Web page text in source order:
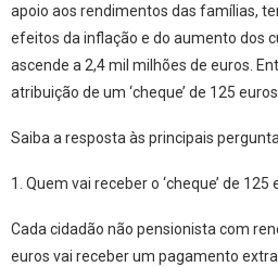
apoio aos rendimentos das famílias,
efeitos da inflação e do aumento dos
ascende a 2,4 mil milhões de euros.
atribuição de um ‘cheque’ de 125
Saiba a resposta às principais
1. Quem vai receber o ‘cheque’ de 125
Cada cidadão não pensionista com
euros vai receber um pagamento